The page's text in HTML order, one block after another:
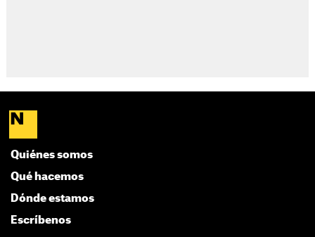
Quiénes somos
Qué hacemos
Dónde estamos
Escríbenos